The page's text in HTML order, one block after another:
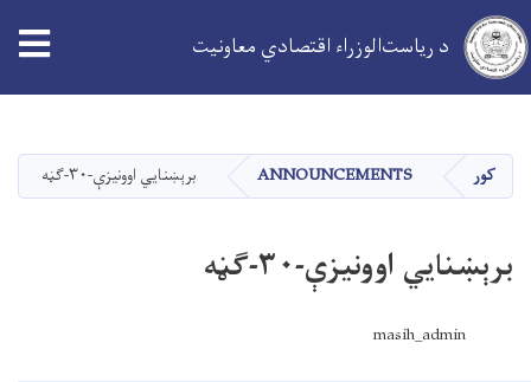
دانګل
د ریاست‌الوزراء اقتصادي معاونیت
کور ANNOUNCEMENTS برېښنایي اوونیزې-۳۰-ګڼه
برېښنایي اوونیزې-۳۰-ګڼه
masih_admin